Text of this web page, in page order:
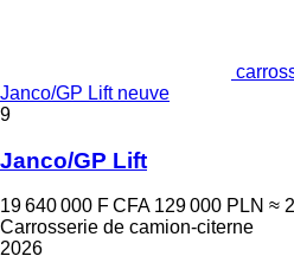
Janco/GP Lift neuve
9
Janco/GP Lift
19 640 000 F CFA 129 000 PLN ≈
Carrosserie de camion-citerne
2026